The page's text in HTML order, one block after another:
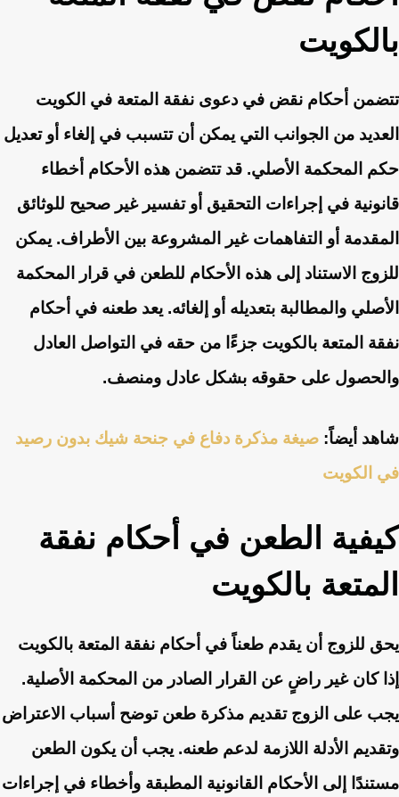
بالكويت
تتضمن أحكام نقض في دعوى نفقة المتعة في الكويت
العديد من الجوانب التي يمكن أن تتسبب في إلغاء أو تعديل
حكم المحكمة الأصلي. قد تتضمن هذه الأحكام أخطاء
قانونية في إجراءات التحقيق أو تفسير غير صحيح للوثائق
المقدمة أو التفاهمات غير المشروعة بين الأطراف. يمكن
للزوج الاستناد إلى هذه الأحكام للطعن في قرار المحكمة
الأصلي والمطالبة بتعديله أو إلغائه. يعد طعنه في أحكام
نفقة المتعة بالكويت جزءًا من حقه في التواصل العادل
والحصول على حقوقه بشكل عادل ومنصف.
شاهد أيضاً: صيغة مذكرة دفاع في جنحة شيك بدون رصيد
في الكويت
كيفية الطعن في أحكام نفقة
المتعة بالكويت
يحق للزوج أن يقدم طعناً في أحكام نفقة المتعة بالكويت
إذا كان غير راضٍ عن القرار الصادر من المحكمة الأصلية.
يجب على الزوج تقديم مذكرة طعن توضح أسباب الاعتراض
وتقديم الأدلة اللازمة لدعم طعنه. يجب أن يكون الطعن
مستندًا إلى الأحكام القانونية المطبقة وأخطاء في إجراءات